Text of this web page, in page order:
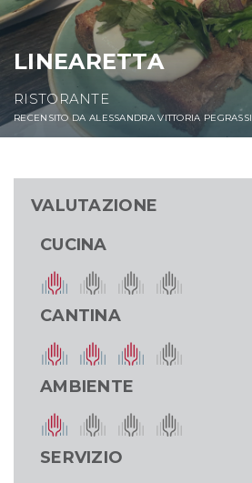
LINEARETTA
RISTORANTE
RECENSITO DA ALESSANDRA VITTORIA PEGRASSI
VALUTAZIONE
CUCINA
CANTINA
AMBIENTE
SERVIZIO